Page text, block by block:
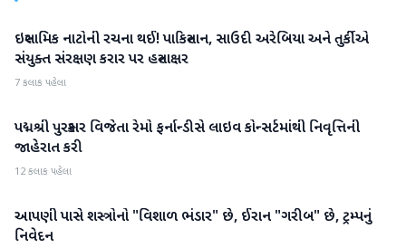
આંતરરાષ્ટ્રીય
ઇસ્લામિક નાટોની રચના થઈ! પાકિસ્તાન, સાઉદી અરેબિયા અને તુર્કીએ
સંયુક્ત સંરક્ષણ કરાર પર હસ્તાક્ષર
7 કલાક પહેલા
આંતરરાષ્ટ્રીય
પદ્મશ્રી પુરસ્કાર વિજેતા રેમો ફર્નાન્ડીસે લાઇવ કોન્સર્ટમાંથી નિવૃત્તિની
જાહેરાત કરી
12 કલાક પહેલા
આંતરરાષ્ટ્રીય
આપણી પાસે શસ્ત્રોનો "વિશાળ ભંડાર" છે, ઈરાન "ગરીબ" છે, ટ્રમ્પનું
નિવેદન